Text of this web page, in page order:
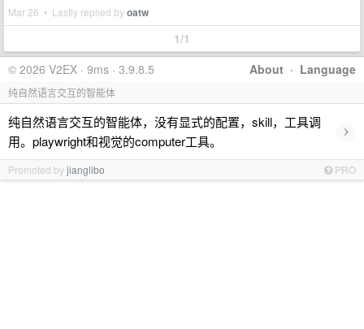
Mar 26 • Lastly replied byoatw
1/1
About · Language
© 2026 V2EX · 9ms · 3.9.8.5
纯自然语言交互的智能体
纯自然语言交互的智能体，没有显式的配置，skill，工具调
用。playwright和视觉的computer工具。
›
Promoted byjianglibo PRO